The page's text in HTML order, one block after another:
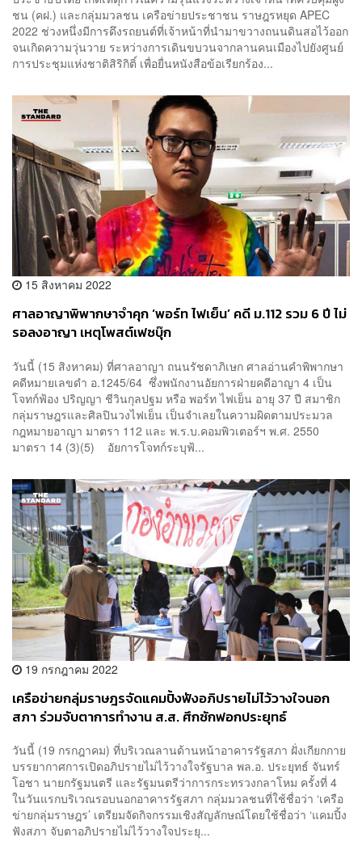
ชน (คฝ.) และกลุ่มมวลชน เครือข่ายประชาชน ราษฎรหยุด APEC
2022 ช่วงหนึ่งมีการดึงรถยนต์ที่เจ้าหน้าที่นำมาขวางถนนดินสอไว้ออก
จนเกิดความวุ่นวาย ระหว่างการเดินขบวนจากลานคนเมืองไปยังศูนย์
การประชุมแห่งชาติสิริกิติ์ เพื่อยื่นหนังสือข้อเรียกร้อง...
15 สิงหาคม 2022
ศาลอาญาพิพากษาจำคุก ‘พอร์ท ไฟเย็น’ คดี ม.112 รวม 6 ปี ไม่
รอลงอาญา เหตุโพสต์เฟซบุ๊ก
วันนี้ (15 สิงหาคม) ที่ศาลอาญา ถนนรัชดาภิเษก ศาลอ่านคำพิพากษา
คดีหมายเลขดำ อ.1245/64 ซึ่งพนักงานอัยการฝ่ายคดีอาญา 4 เป็น
โจทก์ฟ้อง ปริญญา ชีวินกุลปฐม หรือ พอร์ท ไฟเย็น อายุ 37 ปี สมาชิก
กลุ่มราษฎรและศิลปินวงไฟเย็น เป็นจำเลยในความผิดตามประมวล
กฎหมายอาญา มาตรา 112 และ พ.ร.บ.คอมพิวเตอร์ฯ พ.ศ. 2550
มาตรา 14 (3)(5) อัยการโจทก์ระบุฟ้...
19 กรกฎาคม 2022
เครือข่ายกลุ่มราษฎรจัดแคมปิ้งฟังอภิปรายไม่ไว้วางใจนอก
สภา ร่วมจับตาการทำงาน ส.ส. ศึกซักฟอกประยุทธ์
วันนี้ (19 กรกฎาคม) ที่บริเวณลานด้านหน้าอาคารรัฐสภา ฝั่งเกียกกาย
บรรยากาศการเปิดอภิปรายไม่ไว้วางใจรัฐบาล พล.อ. ประยุทธ์ จันทร์
โอชา นายกรัฐมนตรี และรัฐมนตรีว่าการกระทรวงกลาโหม ครั้งที่ 4
ในวันแรกบริเวณรอบนอกอาคารรัฐสภา กลุ่มมวลชนที่ใช้ชื่อว่า ‘เครือ
ข่ายกลุ่มราษฎร’ เตรียมจัดกิจกรรมเชิงสัญลักษณ์โดยใช้ชื่อว่า ‘แคมปิ้ง
ฟังสภา จับตาอภิปรายไม่ไว้วางใจประยุ...